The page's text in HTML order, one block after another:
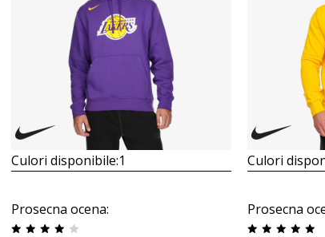
Culori disponibile:1
Prosecna ocena:
Culori
Prosecna